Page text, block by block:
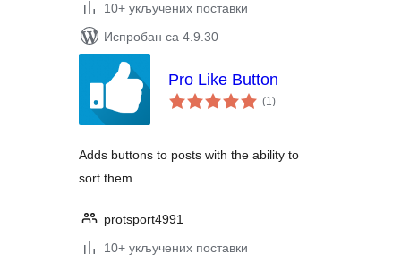
10+ укључених поставки
Испробан са 4.9.30
Pro Like Button
(1укупних
оцена
)
Adds buttons to posts with the ability to
sort them.
protsport4991
10+ укључених поставки